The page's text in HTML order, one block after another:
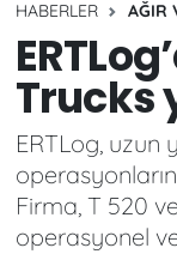
HABERLER AĞIR
Trucks
ERTLog, uzun
Firma, T 520
operasyonel
AKTÜEL
YEŞİL
EĞİTİM
Süper Lig
Tüm
Son
Haber Arşivi